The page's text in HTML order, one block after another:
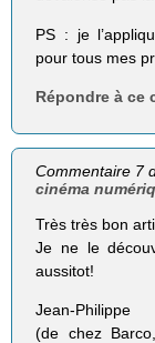
PS : je
pour tous mes
Répondre à ce
Commentaire 7
cinéma
Très très bon
Je ne le
aussitot!
Jean-Philippe
(de chez